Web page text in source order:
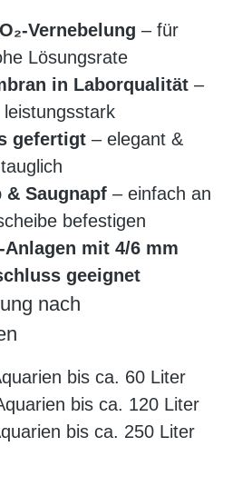
Vernebelung – für
Lösungsrate
in Laborqualität –
leistungsstark
gefertigt – elegant &
Saugnapf – einfach an
befestigen
Anlagen mit 4/6 mm
geeignet
nach
bis ca. 60 Liter
bis ca. 120 Liter
bis ca. 250 Liter